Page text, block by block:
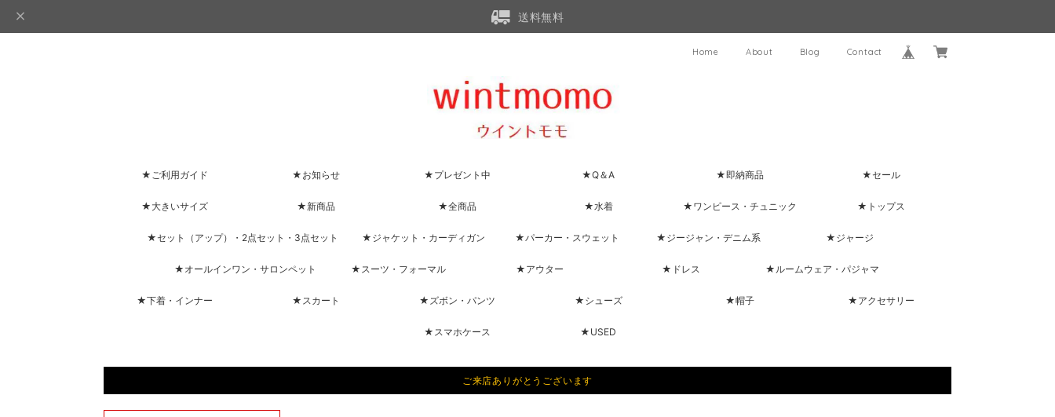
送料無料
Home About Blog Contact
★ご利用ガイド ★お知らせ ★プレゼント中 ★Q＆A ★即納商品 ★セール
★大きいサイズ ★新商品 ★全商品 ★水着 ★ワンピース・チュニック ★トップス
★セット（アップ）・2点セット・3点セット ★ジャケット・カーディガン ★パーカー・スウェット ★ジージャン・デニム系 ★ジャージ
★オールインワン・サロンペット ★スーツ・フォーマル ★アウター ★ドレス ★ルームウェア・パジャマ
★下着・インナー ★スカート ★ズボン・パンツ ★シューズ ★帽子 ★アクセサリー
★スマホケース ★USED
ご来店ありがとうございます